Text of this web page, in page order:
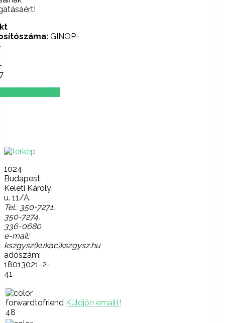
GINOP-
1024
Budapest,
Keleti Károly
u. 11/A.
Tel.: 350-7271,
350-7274,
336-0680
e-mail:
kszgysz(kukac)kszgysz.hu
adószám:
18013021-2-
41
Küldjön emailt!